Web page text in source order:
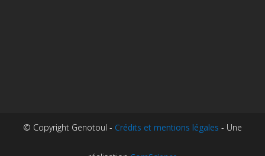
© Copyright Genotoul - Crédits et mentions légales - Une